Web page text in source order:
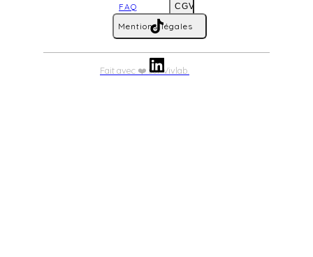
Fait avec ❤️ sur Vivlab.
CGV
FAQ
Mentions légales